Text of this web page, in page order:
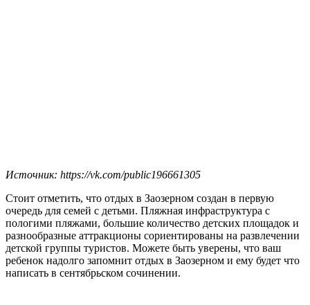
Источник: https://vk.com/public196661305
Стоит отметить, что отдых в Заозерном создан в первую
очередь для семей с детьми. Пляжная инфраструктура с
пологими пляжами, большие количество детских площадок и
разнообразные аттракционы сориентированы на развлечении
детской группы туристов. Можете быть уверены, что ваш
ребенок надолго запомнит отдых в Заозерном и ему будет что
написать в сентябрьском сочинении.